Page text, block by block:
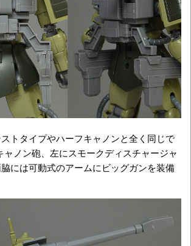
トタイプやハーフキャノンと全く同じで
ャノン砲、左にスモークディスチャージャ
には可動式のアームにビッグガンを装備